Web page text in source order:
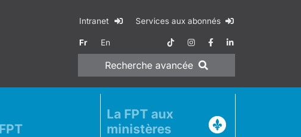
Intranet Services aux abonnés
Fr En
Recherche avancée
La FPT aux
ministères